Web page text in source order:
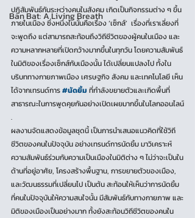
Ban Bat: A Living Breath
ปฏิสัมพันธ์กันระหว่างคนในสังคม เกิดเป็นกิจกรรมต่าง ๆ ขึ้น
ภายในเมือง ซึ่งหนึ่งในนั้นคือเรื่อง ‘เซ็กส์’  เรื่องที่เราเลี่ยงที่
จะพูดถึง แต่สามารถสะท้อนถึงวิถีชีวิตของผู้คนในเมือง และ
ความหลากหลายที่เปิดกว้างมากขึ้นในทุกวัน โดยความสัมพันธ์
ในมิติของเรื่องเซ็กส์กับเมืองนั้น ได้เปลี่ยนแปลงไป ทั้งใน
บริบททางกายภาพเมือง เศรษฐกิจ สังคม และเทคโนโลยี เห็น
ได้จากเทรนด์การ #นัดยิ้ม ที่กำลังขยายตัวและเกิดพื้นที่
สาธารณะในการพูดคุยกันอย่างเปิดเผยมากขึ้นในโลกออนไลน์
.
ผลงานจัดแสดงข้อมูลชุดนี้ เป็นการนำเสนอแนวคิดที่ใช้วิถี
ชีวิตของคนในปัจจุบัน อย่างเทรนด์การนัดยิ้ม มาวิเคราะห์
ความสัมพันธ์ร่วมกับความเป็นเมืองในมิติต่าง ๆ ไม่ว่าจะเป็นใน
ด้านที่อยู่อาศัย, โครงสร้างพื้นฐาน, การขยายตัวของเมือง,
และวัฒนธรรมที่เปลี่ยนไป เป็นต้น สะท้อนให้เห็นว่าการนัดยิ้ม
ที่คนในปัจจุบันให้ความสนใจนั้น มีสัมพันธ์กับทางกายภาพ และ
มิติของเมืองเป็นอย่างมาก ทั้งยังสะท้อนวิถีชีวิตของคนใน